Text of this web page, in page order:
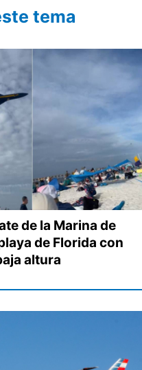
tema
de la Marina de
de Florida con
altura